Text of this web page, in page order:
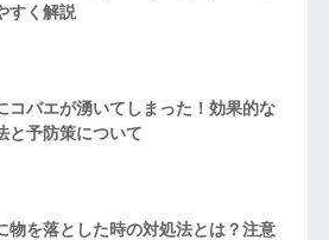
すく解説
コバエが湧いてしまった！効果的な
と予防策について
物を落とした時の対処法とは？注意